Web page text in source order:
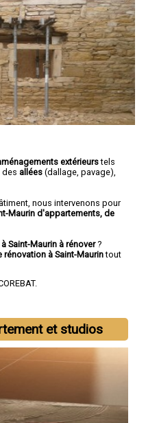
extérieurstels
, des allées (dallage, pavage),
nous intervenons pour
Maurin d'appartements, de
Saint-Maurin à rénover?
rénovation à Saint-Maurintout
et studios